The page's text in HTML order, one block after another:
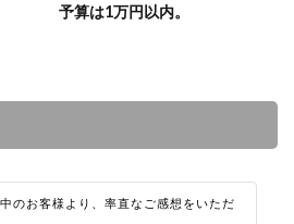
予算は1万円以内。